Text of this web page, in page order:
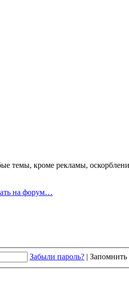
темы, кроме рекламы,
на форум…
Забыли пароль? | Запомнить